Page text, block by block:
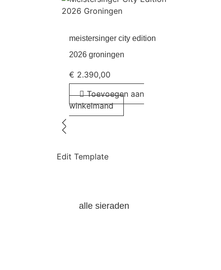
meistersinger city edition
2026 groningen
€ 2.390,00
Toevoegen aan
winkelmand
Edit Template
alle sieraden